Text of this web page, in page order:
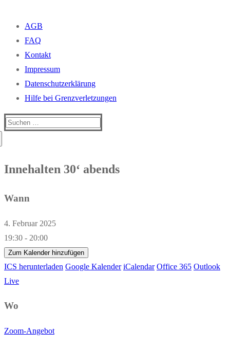
AGB
FAQ
Kontakt
Impressum
Datenschutzerklärung
Hilfe bei Grenzverletzungen
Suchen
Innehalten 30‘ abends
Wann
4. Februar 2025
19:30 - 20:00
Zum Kalender hinzufügen
ICS herunterladen Google Kalender iCalendar Office 365 Outlook
Live
Wo
Zoom-Angebot